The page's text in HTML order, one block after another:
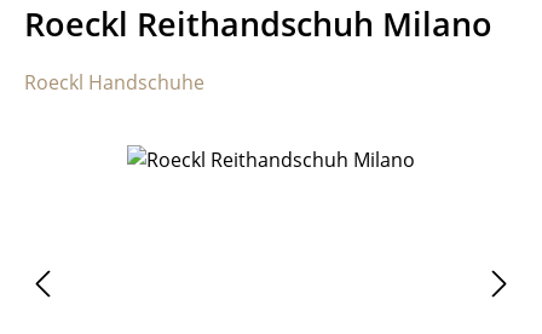
Roeckl Reithandschuh Milano
Roeckl Handschuhe
Bildergalerie überspringen